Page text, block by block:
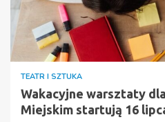
TEATR I SZTUKA
Wakacyjne warsztaty
Miejskim startują 16